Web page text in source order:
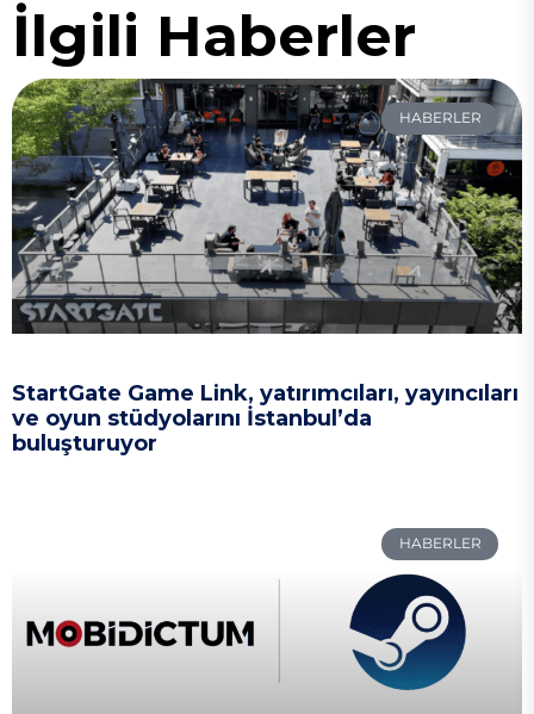
İlgili Haberler
HABERLER
StartGate Game Link, yatırımcıları, yayıncıları
ve oyun stüdyolarını İstanbul’da
buluşturuyor
HABERLER